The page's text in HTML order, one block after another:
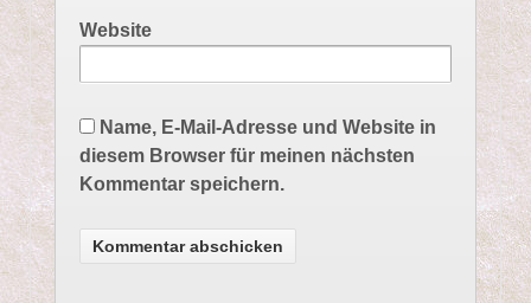
Website
Name, E-Mail-Adresse und Website in
diesem Browser für meinen nächsten
Kommentar speichern.